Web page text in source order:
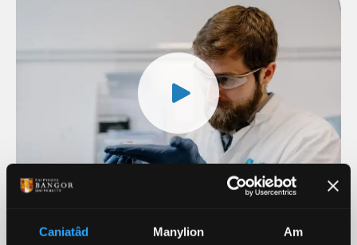
Caniatâd Manylion Am
Trawsgrifiad fideo: Ymchwil ym